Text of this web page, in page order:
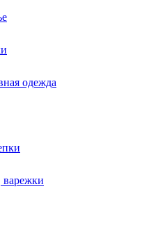
одежда
варежки